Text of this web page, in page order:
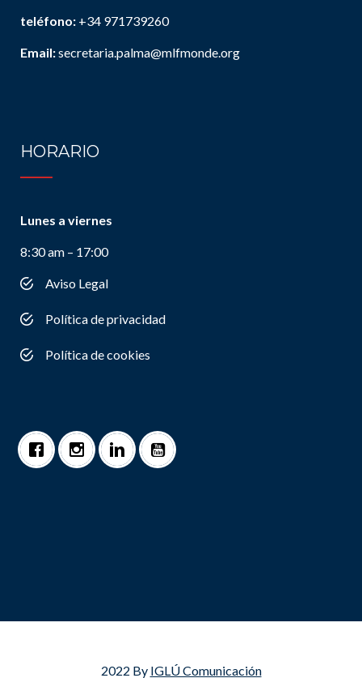
teléfono: +34 971739260
Email:secretaria.palma@mlfmonde.org
HORARIO
Lunes a viernes
8:30 am – 17:00
Aviso Legal
Política de privacidad
Política de cookies
2022 By IGLÚ Comunicación